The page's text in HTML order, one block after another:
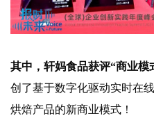
其中，轩妈食品获评“商业模
创了基于数字化驱动实时在
烘焙产品的新商业模式！